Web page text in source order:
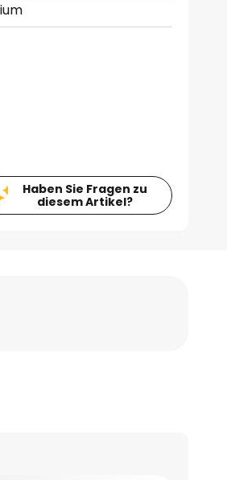
Haben Sie Fragen zu
diesem Artikel?